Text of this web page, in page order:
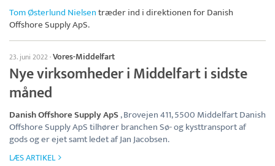
Tom Østerlund Nielsentræder ind i direktionen forDanish
Offshore Supply ApS.
23. juni 2022·Vores-Middelfart
Nye virksomheder i Middelfart i sidste
måned
Danish Offshore Supply ApS, Brovejen 411, 5500 Middelfart Danish
Offshore Supply ApS tilhører branchen Sø- og kysttransport af
gods og er ejet samt ledet af Jan Jacobsen.
LÆS ARTIKEL